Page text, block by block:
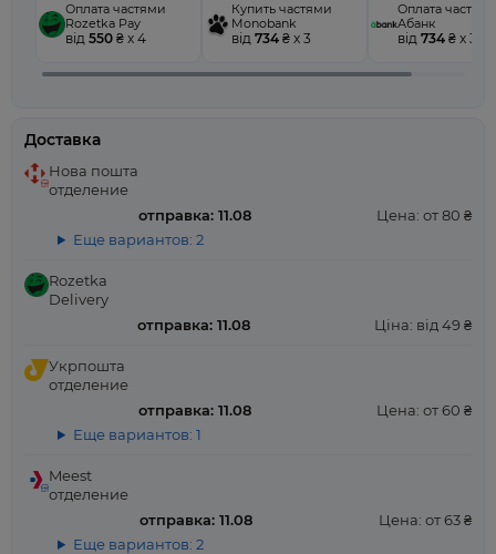
Оплата частями
Rozetka Pay
від 550 ₴ x 4
Купить частями
Monobank
від 734 ₴ x 3
Оплата
Абанк
від 734 ₴ x 3
Доставка
Нова пошта
отделение
отправка: 11.08
Цена: от 80 ₴
Еще вариантов: 2
Rozetka
Delivery
отправка: 11.08
Ціна: від 49 ₴
Укрпошта
отделение
отправка: 11.08
Цена: от 60 ₴
Еще вариантов: 1
Meest
отделение
отправка: 11.08
Цена: от 63 ₴
Еще вариантов: 2